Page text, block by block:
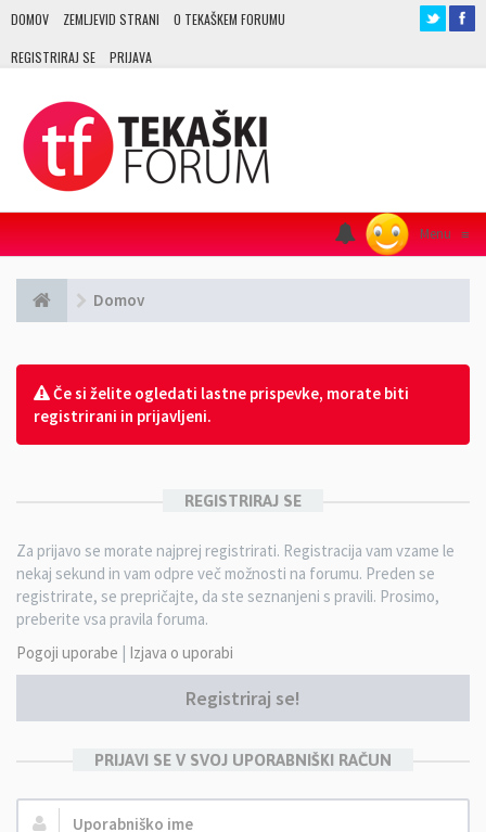
DOMOV ZEMLJEVID STRANI O TEKAŠKEM FORUMU
REGISTRIRAJ SE PRIJAVA
Menu ≡
Domov
Če si želite ogledati lastne prispevke, morate biti
registrirani in prijavljeni.
REGISTRIRAJ SE
Za prijavo se morate najprej registrirati. Registracija vam vzame le
nekaj sekund in vam odpre več možnosti na forumu. Preden se
registrirate, se prepričajte, da ste seznanjeni s pravili. Prosimo,
preberite vsa pravila foruma.
Pogoji uporabe | Izjava o uporabi
Registriraj se!
PRIJAVI SE V SVOJ UPORABNIŠKI RAČUN
Uporabniško